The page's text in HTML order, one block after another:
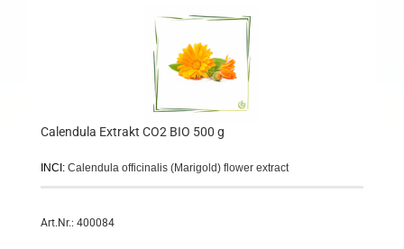
Calendula Extrakt CO2 BIO 500 g
INCI: Calendula officinalis (Marigold) flower extract
Art.Nr.: 400084